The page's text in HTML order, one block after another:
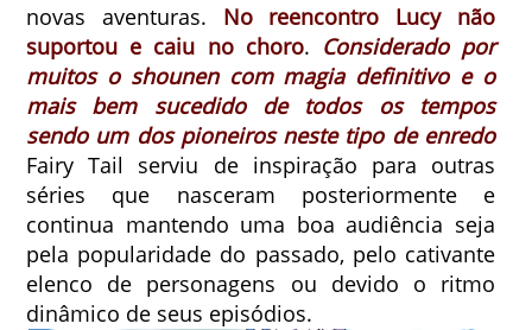
novas aventuras. No reencontro Lucy não
suportou e caiu no choro. Considerado por
muitos o shounen com magia definitivo e o
mais bem sucedido de todos os tempos
sendo um dos pioneiros neste tipo de enredo
Fairy Tail serviu de inspiração para outras
séries que nasceram posteriormente e
continua mantendo uma boa audiência seja
pela popularidade do passado, pelo cativante
elenco de personagens ou devido o ritmo
dinâmico de seus episódios.